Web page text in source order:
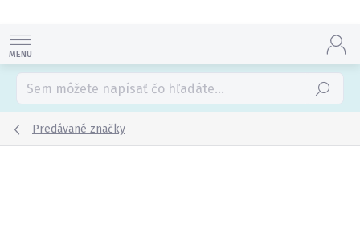
obsah
Hľadať
Predávané značky